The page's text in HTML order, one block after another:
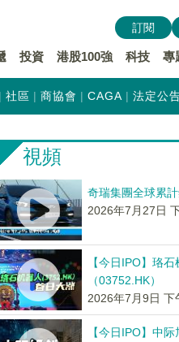
投資 港股100強 科技 專
訂閱
社區 商協會 CAGA 法定公
視頻
奇瑞集團全球累
2026年7月27日
【今日IPO】珞
（03752.HK）
2026年7月9日 下
【今日IPO】中